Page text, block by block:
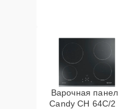
Варочная
Candy CH 64C/2